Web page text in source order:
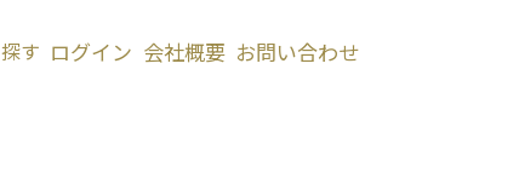
す ログイン 会社概要 お問い合わせ